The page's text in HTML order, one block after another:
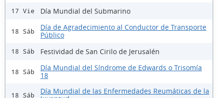
17 Vie Día Mundial del Submarino
18 Sáb
Día de Agradecimiento al Conductor de Transporte
Público
18 Sáb Festividad de San Cirilo de Jerusalén
18 Sáb
Día Mundial del Síndrome de Edwards o Trisomía
18
18 Sáb
Día Mundial de las Enfermedades Reumáticas de la